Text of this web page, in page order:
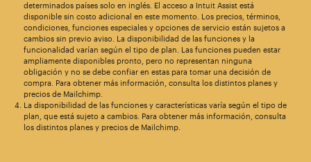
determinados países solo en inglés. El acceso a Intuit Assist está
disponible sin costo adicional en este momento. Los precios, términos,
condiciones, funciones especiales y opciones de servicio están sujetos a
cambios sin previo aviso. La disponibilidad de las funciones y la
funcionalidad varían según el tipo de plan. Las funciones pueden estar
ampliamente disponibles pronto, pero no representan ninguna
obligación y no se debe confiar en estas para tomar una decisión de
compra. Para obtener más información, consulta los distintos planes y
precios de Mailchimp.
La disponibilidad de las funciones y características varía según el tipo de
plan, que está sujeto a cambios. Para obtener más información, consulta
los distintos planes y precios de Mailchimp.